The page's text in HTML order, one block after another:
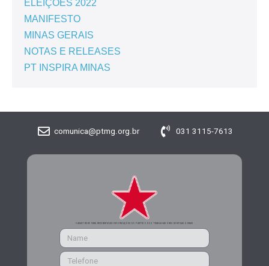
ELEIÇÕES 2022
MANIFESTO
MINAS GERAIS
NOTAS E RELEASES
PT INSPIRA MINAS
comunica@ptmg.org.br 031 3115-7613
CADASTRE-SE PARA RECEBER MAIS INFORMAÇÕES DO PARTIDO DOS TRABALHADORES DE MINAS GERAIS